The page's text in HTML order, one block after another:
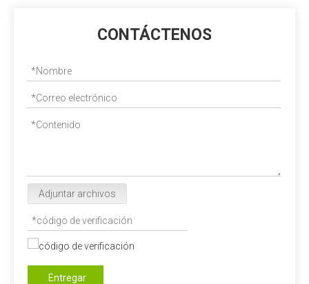
CONTÁCTENOS
Adjuntar archivos
Entregar